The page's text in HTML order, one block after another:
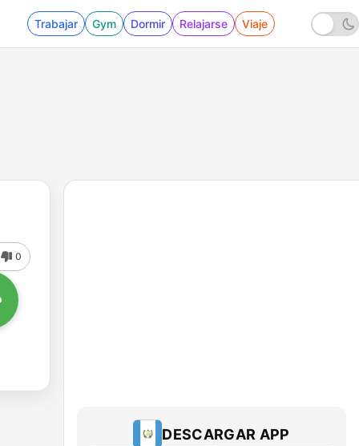
Trabajar Gym Dormir Relajarse Viaje
0
DESCARGAR APP